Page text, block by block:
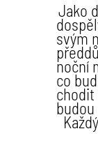
Jako
svým
noční
co
chodit